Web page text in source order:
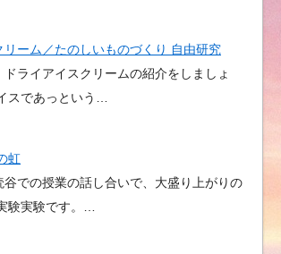
リーム／たのしいものづくり 自由研究
ライアイスクリームの紹介をしましょ
スであっという…
虹
谷での授業の話し合いで、大盛り上がりの
験実験です。…